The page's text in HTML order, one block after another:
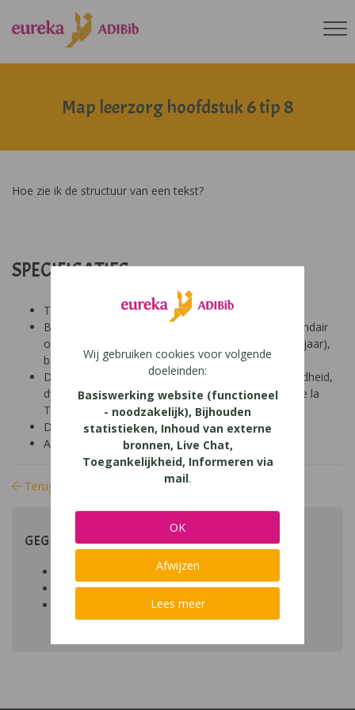
Map leerzorg hoofdstuk 6 tip 8
Hoe zie ik de structuur van een tekst?
SPECIFICATIES:
Tool: van ons
Besproken Leeftijd: basisonderwijs (6-9 jaar), secundair
onderwijs (12-14 jaar), secundair onderwijs (14-18 jaar),
basisonderwijs (9-12 jaar)
Diagnose: ADHD, ADD, autisme/ASS, hoogbegaafdheid,
dyscalculie, dyslexie, dyspraxie/DCD, NLD, Gilles de la
Tourette, dysfasie, leerproblemen
Domein: leren studeren, structuur
Aard: praktisch
Terug naar bibliotheek
GEGEVENS
Datum toegevoegd:
bestand
Wij gebruiken cookies voor volgende
doeleinden:
Basiswerking website (functioneel
- noodzakelijk), Bijhouden
statistieken, Inhoud van externe
bronnen, Live Chat,
Toegankelijkheid, Informeren via
mail.
OK
Afwijzen
Lees meer